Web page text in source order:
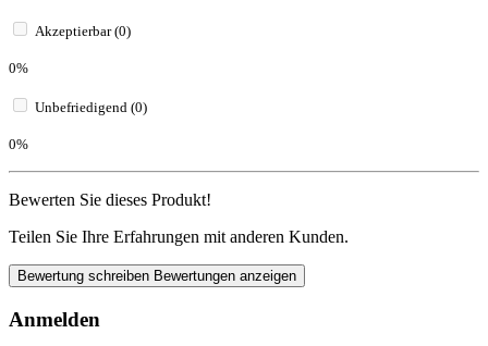
Akzeptierbar (0)
0%
Unbefriedigend (0)
0%
Bewerten Sie dieses Produkt!
Teilen Sie Ihre Erfahrungen mit anderen Kunden.
Bewertung schreiben Bewertungen anzeigen
Anmelden